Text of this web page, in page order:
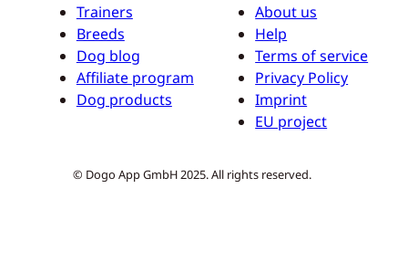
Trainers
Breeds
Dog blog
Affiliate program
Dog products
About us
Help
Terms of service
Privacy Policy
Imprint
EU project
© Dogo App GmbH 2025. All rights reserved.